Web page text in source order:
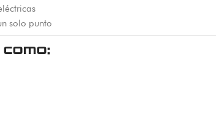
solo punto